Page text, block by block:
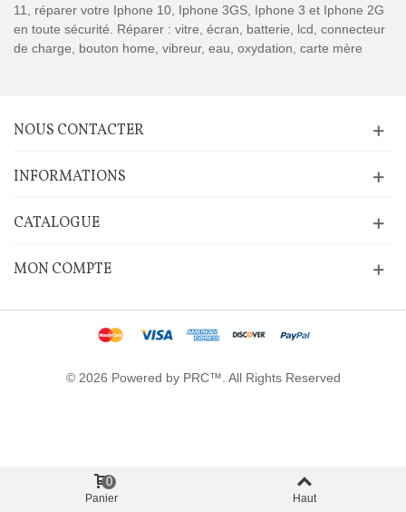
11, réparer votre Iphone 10, Iphone 3GS, Iphone 3 et Iphone 2G
en toute sécurité. Réparer : vitre, écran, batterie, lcd, connecteur
de charge, bouton home, vibreur, eau, oxydation, carte mère
NOUS CONTACTER
INFORMATIONS
CATALOGUE
MON COMPTE
© 2026 Powered by PRC™. All Rights Reserved
Panier
0
Haut